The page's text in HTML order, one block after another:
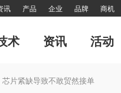
讯 产品 企业 品牌 商机
倾听—对话工控
特别报道
术 资讯 活动
片紧缺导致不敢贸然接单